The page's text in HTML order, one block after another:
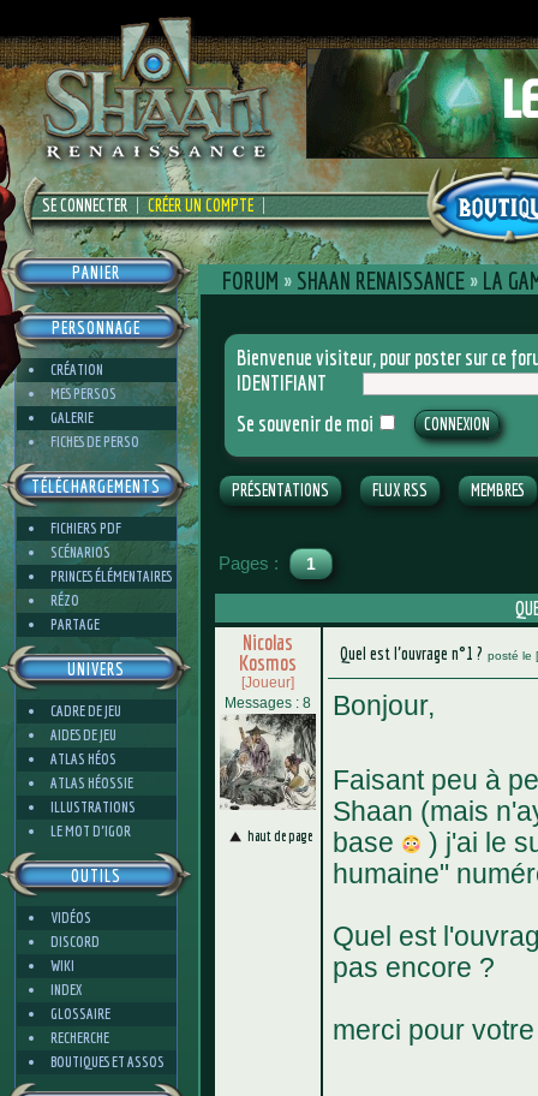
SE CONNECTER CRÉER UN COMPTE
PANIER
PERSONNAGE
CRÉATION
MES PERSOS
GALERIE
FICHES DE PERSO
TÉLÉCHARGEMENTS
FICHIERS PDF
SCÉNARIOS
PRINCES ÉLÉMENTAIRES
RÉZO
PARTAGE
UNIVERS
CADRE DE JEU
AIDES DE JEU
ATLAS HÉOS
ATLAS HÉOSSIE
ILLUSTRATIONS
LE MOT D'IGOR
OUTILS
VIDÉOS
DISCORD
WIKI
INDEX
GLOSSAIRE
RECHERCHE
BOUTIQUES ET ASSOS
FORUM » SHAAN RENAISSANCE » LA
Bienvenue visiteur, pour poster sur ce
IDENTIFIANT
Se souvenir de moi
PRÉSENTATIONS FLUX RSS MEMBRES
Pages : 1
Nicolas
Kosmos
[Joueur]
Messages : 8
haut de page
Quel est l'ouvrage n°1 ? posté le
Bonjour,
Faisant peu à
Shaan (mais
base
) j'ai le
humaine"
Quel est
pas encore ?
merci pour